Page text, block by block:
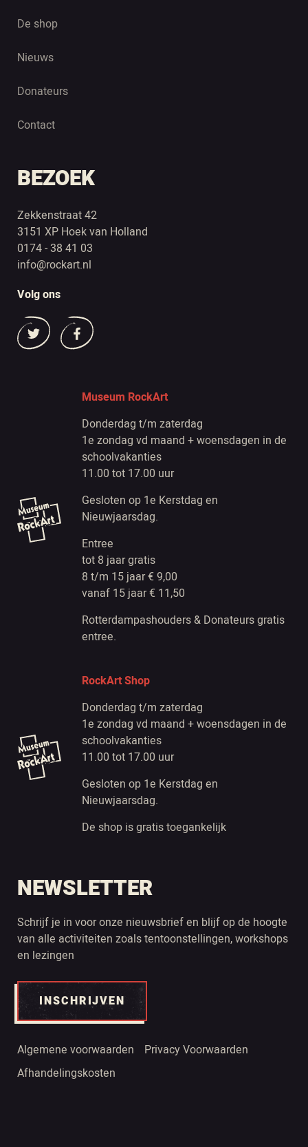
De shop
Nieuws
Donateurs
Contact
BEZOEK
Zekkenstraat 42
3151 XP Hoek van Holland
0174 - 38 41 03
info@rockart.nl
Volg ons
Museum RockArt
Donderdag t/m zaterdag
1e zondag vd maand + woensdagen in de
schoolvakanties
11.00 tot 17.00 uur
Gesloten op 1e Kerstdag en
Nieuwjaarsdag.
Entree
tot 8 jaar gratis
8 t/m 15 jaar € 9,00
vanaf 15 jaar € 11,50
Rotterdampashouders & Donateurs gratis
entree.
RockArt Shop
Donderdag t/m zaterdag
1e zondag vd maand + woensdagen in de
schoolvakanties
11.00 tot 17.00 uur
Gesloten op 1e Kerstdag en
Nieuwjaarsdag.
De shop is gratis toegankelijk
NEWSLETTER
Schrijf je in voor onze nieuwsbrief en blijf op de hoogte
van alle activiteiten zoals tentoonstellingen, workshops
en lezingen
INSCHRIJVEN
Algemene voorwaarden
Privacy Voorwaarden
Afhandelingskosten